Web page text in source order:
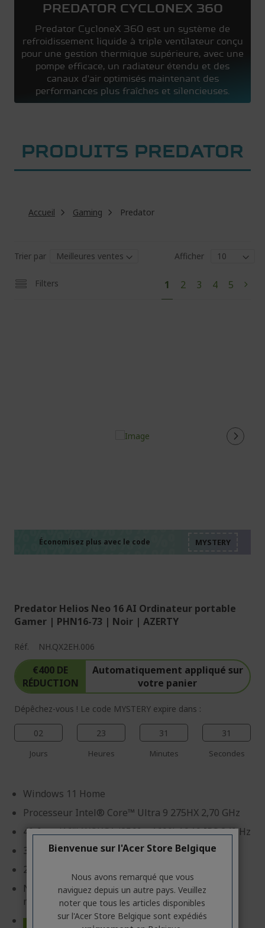
PREDATOR CYCLONEX 360
Predator CycloneX 360 est un système de
refroidissement liquide à triple ventilateur conçu
pour une gestion thermique supérieure, avec une
pompe efficace, un radiateur étendu et des
canaux d'air optimisés maintenant des
performances plus fraîches et silencieuses.
PRODUITS PREDATOR
Accueil Gaming Predator
Trier par Afficher
Filters
Vous
lisez
1 Page
2 Page
3 Page
4 Page
5 Page
Économisez plus avec le code
Predator Helios Neo 16 AI Ordinateur portable
Gamer | PHN16-73 | Noir | AZERTY
Réf. NH.QX2EH.006
€400 DE
RÉDUCTION
Automatiquement appliqué sur
votre panier
Dépêchez-vous ! Le code MYSTERY expire dans :
02
Jours
23
Heures
31
Minutes
30
Secondes
Windows 11 Home
Processeur Intel® Core™ Ultra 9 275HX 2,70 GHz
40,6 cm (16") WQXGA (2560 x 1600) 16:10 IPS 240 Hz
32 Go, DDR5 SDRAM
2 To SSD
NVIDIA® GeForce RTX™ 5070Ti avec 12 Go
mémoire dédiée
Bienvenue sur l'Acer Store Belgique
Nous avons remarqué que vous
naviguez depuis un autre pays. Veuillez
noter que tous les articles disponibles
sur l'Acer Store Belgique sont expédiés